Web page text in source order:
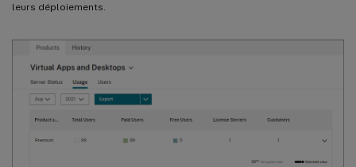
leurs déploiements.